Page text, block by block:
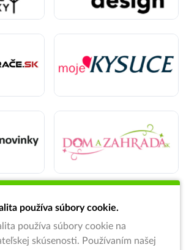
používa súbory cookie.
používa súbory cookie na
skúsenosti. Používaním našej